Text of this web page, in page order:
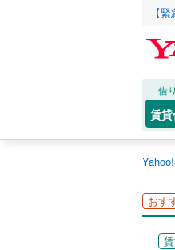
【
借
賃
おす